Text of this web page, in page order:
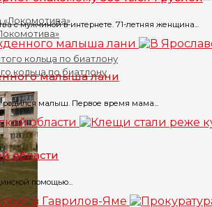
кольца по биатлону
с мужчиной в интернете. 71-летняя женщина...
малыша лани
малыш. Первое время мама...
области
помощью...